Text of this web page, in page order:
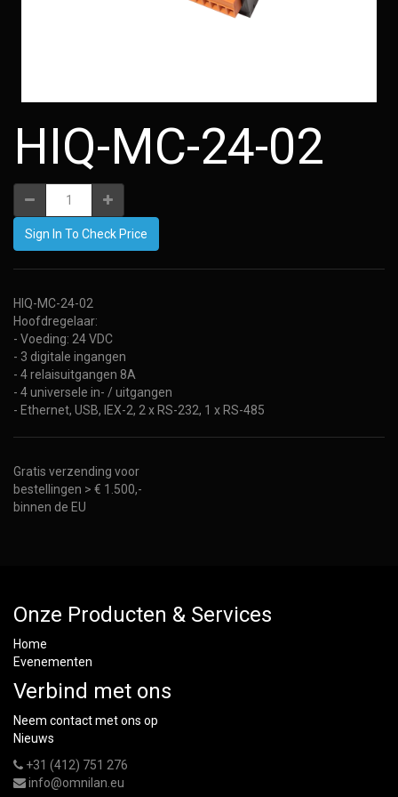
HIQ-MC-24-02
Sign In To Check Price
HIQ-MC-24-02
Hoofdregelaar:
- Voeding: 24 VDC
- 3 digitale ingangen
- 4 relaisuitgangen 8A
- 4 universele in- / uitgangen
- Ethernet, USB, IEX-2, 2 x RS-232, 1 x RS-485
Gratis verzending voor
bestellingen > € 1.500,-
binnen de EU
Onze Producten & Services
Home
Evenementen
Verbind met ons
Neem contact met ons op
Nieuws
+31 (412) 751 276
info@omnilan.eu